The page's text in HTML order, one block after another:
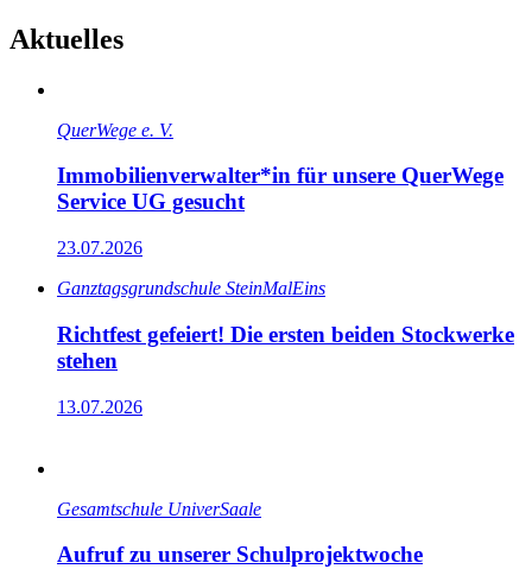
Aktuelles
QuerWege e. V.
Immobilienverwalter*in für unsere QuerWege
Service UG gesucht
23.07.2026
Ganz­tags­grund­schule SteinMalEins
Richtfest gefeiert! Die ersten beiden Stockwerke
stehen
13.07.2026
Gesamtschule UniverSaale
Aufruf zu unserer Schulprojektwoche